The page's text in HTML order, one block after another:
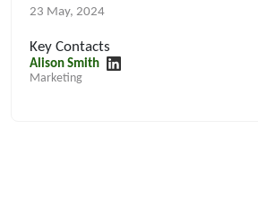
23 May, 2024
Key Contacts
Alison Smith
Marketing